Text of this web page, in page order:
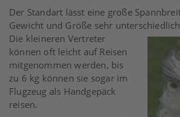
Der Standart lässt eine große
Gewicht und Größe sehr
Die kleineren Vertreter
können oft leicht auf Reisen
mitgenommen werden, bis
zu 6 kg können sie sogar im
Flugzeug als Handgepäck
reisen.